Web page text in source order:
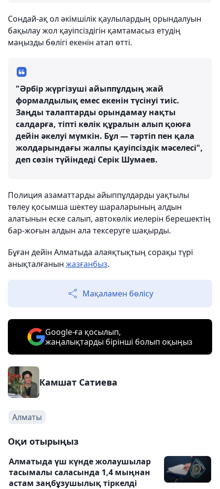
Сондай-ақ ол әкімшілік қаулылардың орындалуын
бақылау жол қауіпсіздігін қамтамасыз етудің
маңызды бөлігі екенін атап өтті.
"Әрбір жүргізуші айыппұлдың жай
формалдылық емес екенін түсінуі тиіс.
Заңды талаптарды орындамау нақты
салдарға, тіпті көлік құралын алып қоюға
дейін әкелуі мүмкін. Бұл — тәртіп пен қала
жолдарындағы жалпы қауіпсіздік мәселесі",
деп сөзін түйіндеді Серік Шумаев.
Полиция азаматтарды айыппұлдарды уақтылы
төлеу қосымша шектеу шараларының алдын
алатынын еске салып, автокөлік иелерін берешектің
бар-жоғын алдын ала тексеруге шақырды.
Бұған дейін Алматыда алаяқтықтың сорақы түрі
анықталғанын жазғанбыз.
Мақаламен бөлісу
Google-ға қосылып,
жаңалықтарды бірінші болып оқыңыз
Камшат Сатиева
Алматы
Оқи отырыңыз
Алматыда үш күнде жолаушылар
тасымалы саласында 1,4 мыңнан
астам заңбұзушылық тіркелді